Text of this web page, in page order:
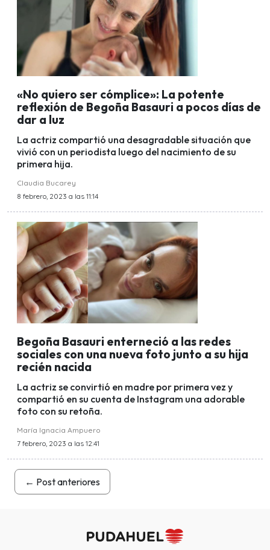
«No quiero ser cómplice»: La potente
reflexión de Begoña Basauri a pocos días de
dar a luz
La actriz compartió una desagradable situación que
vivió con un periodista luego del nacimiento de su
primera hija.
Claudia Bucarey
8 febrero, 2023 a las 11:14
Begoña Basauri enterneció a las redes
sociales con una nueva foto junto a su hija
recién nacida
La actriz se convirtió en madre por primera vez y
compartió en su cuenta de Instagram una adorable
foto con su retoña.
María Ignacia Ampuero
7 febrero, 2023 a las 12:41
← Post anteriores